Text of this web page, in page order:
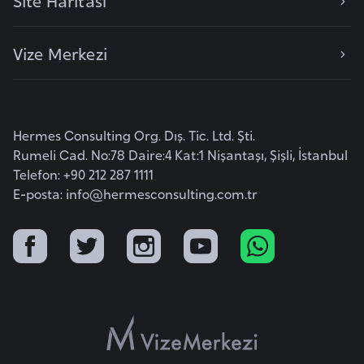
Vize Merkezi
Hermes Consulting Org. Dış. Tic. Ltd. Şti.
Rumeli Cad. No:78 Daire:4 Kat:1 Nişantaşı, Şişli, İstanbul
Telefon: +90 212 287 1111
E-posta: info@hermesconsulting.com.tr
F
s
a
d
e
k